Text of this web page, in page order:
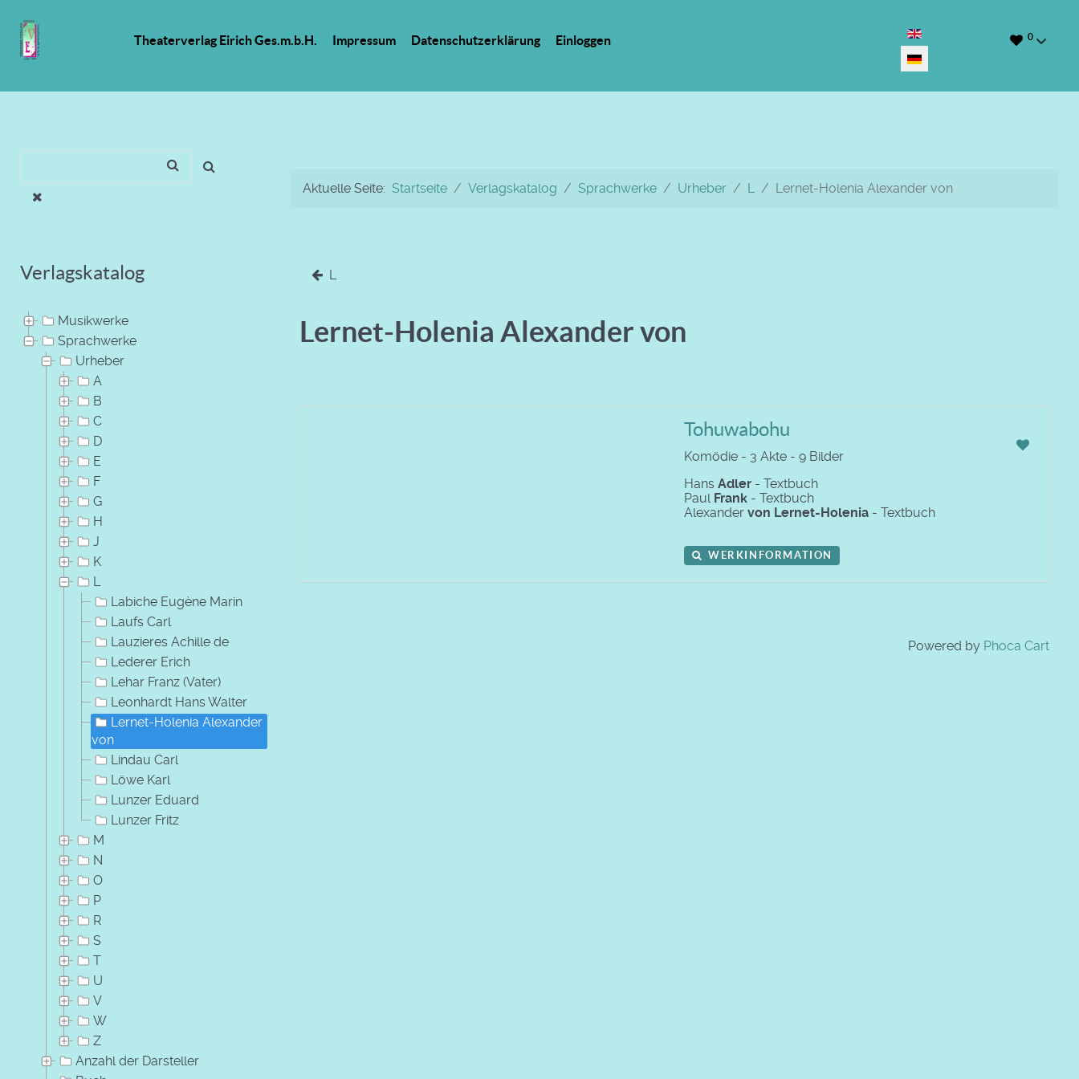
Theaterverlag Eirich Ges.m.b.H. Impressum Datenschutzerklärung Einloggen
Sprache auswählen 0
Verlagskatalog
Musikwerke
Sprachwerke
Urheber
A
B
C
D
E
F
G
H
J
K
L
Labiche Eugène Marin
Laufs Carl
Lauzieres Achille de
Lederer Erich
Lehar Franz (Vater)
Leonhardt Hans Walter
Lernet-Holenia Alexander
von
Lindau Carl
Löwe Karl
Lunzer Eduard
Lunzer Fritz
M
N
O
P
R
S
T
U
V
W
Z
Anzahl der Darsteller
Aktuelle Seite: Startseite Verlagskatalog Sprachwerke Urheber L Lernet-Holenia Alexander von
L
Lernet-Holenia Alexander von
Tohuwabohu
Komödie - 3 Akte - 9 Bilder
Hans Adler - Textbuch
Paul Frank - Textbuch
Alexander von Lernet-Holenia - Textbuch
WERKINFORMATION
Powered by Phoca Cart